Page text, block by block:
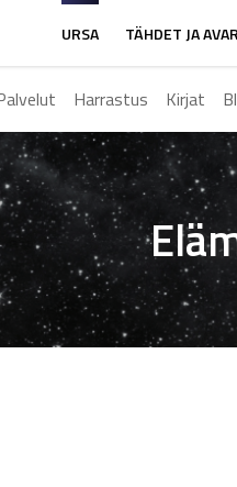
URSA TÄHDET JA
Harrastus Kirjat